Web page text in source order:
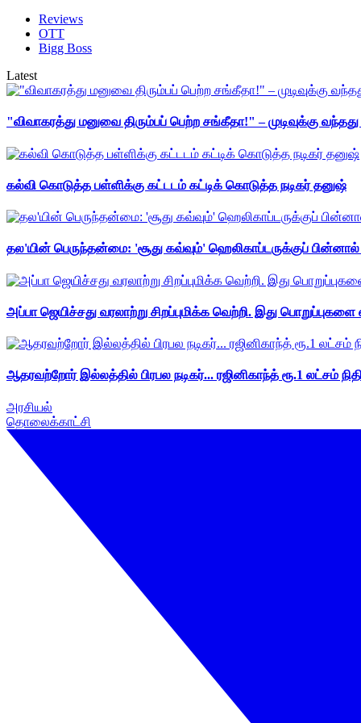
Reviews
OTT
Bigg Boss
Latest
"விவாகரத்து மனுவை திரும்பப் பெற்ற சங்கீதா!" – முடிவுக்கு
கல்வி கொடுத்த பள்ளிக்கு கட்டடம் கட்டிக் கொடுத்த நடிகர் தனுஷ்
தல'யின் பெருந்தன்மை: 'சூது கவ்வும்' ஹெலிகாப்டருக்குப்
அப்பா ஜெயிச்சது வரலாற்று சிறப்புமிக்க வெற்றி. இது
ஆதரவற்றோர் இல்லத்தில் பிரபல நடிகர்... ரஜினிகாந்த் ரூ.1 லட்சம்
அரசியல்
தொலைக்காட்சி